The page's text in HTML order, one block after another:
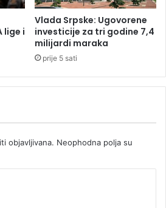
lige i
Vlada Srpske: Ugovorene
investicije za tri godine 7,4
milijardi maraka
prije 5 sati
objavljivana. Neophodna polja su